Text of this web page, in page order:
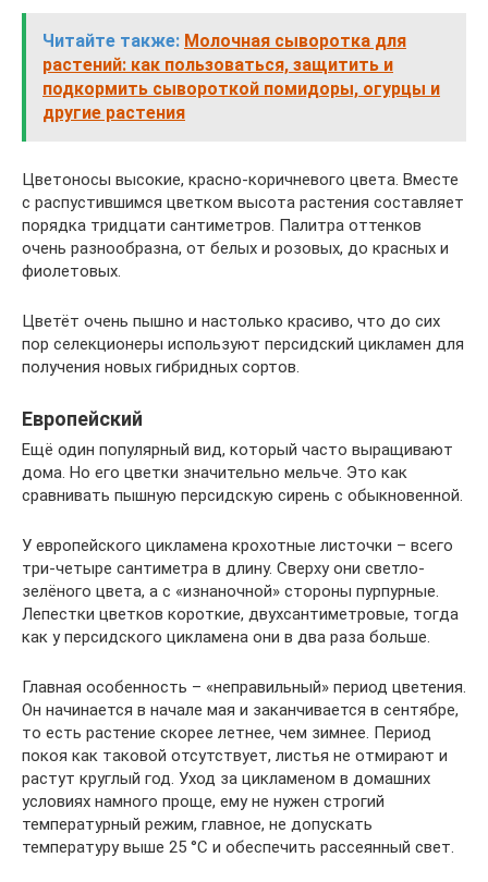
Читайте также: Молочная сыворотка для
растений: как пользоваться, защитить и
подкормить сывороткой помидоры, огурцы и
другие растения
Цветоносы высокие, красно-коричневого цвета. Вместе
с распустившимся цветком высота растения составляет
порядка тридцати сантиметров. Палитра оттенков
очень разнообразна, от белых и розовых, до красных и
фиолетовых.
Цветёт очень пышно и настолько красиво, что до сих
пор селекционеры используют персидский цикламен для
получения новых гибридных сортов.
Европейский
Ещё один популярный вид, который часто выращивают
дома. Но его цветки значительно мельче. Это как
сравнивать пышную персидскую сирень с обыкновенной.
У европейского цикламена крохотные листочки – всего
три-четыре сантиметра в длину. Сверху они светло-
зелёного цвета, а с «изнаночной» стороны пурпурные.
Лепестки цветков короткие, двухсантиметровые, тогда
как у персидского цикламена они в два раза больше.
Главная особенность – «неправильный» период цветения.
Он начинается в начале мая и заканчивается в сентябре,
то есть растение скорее летнее, чем зимнее. Период
покоя как таковой отсутствует, листья не отмирают и
растут круглый год. Уход за цикламеном в домашних
условиях намного проще, ему не нужен строгий
температурный режим, главное, не допускать
температуру выше 25 °С и обеспечить рассеянный свет.